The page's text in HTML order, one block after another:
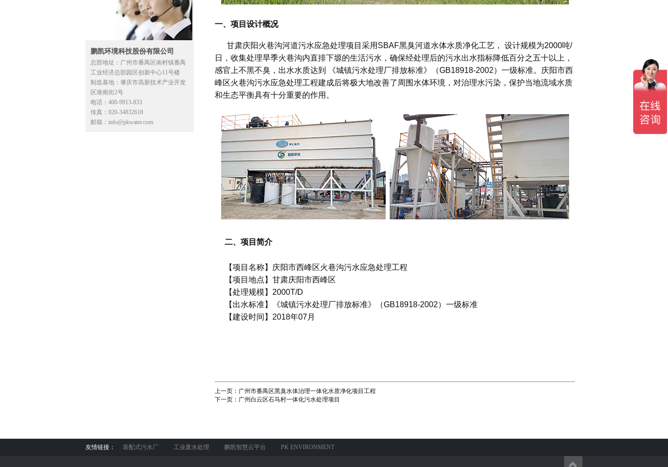
鹏凯环境科技股份有限公司
总部地址：广州市番禺区南村镇番禺
工业经济总部园区创新中心11号楼
制造基地：肇庆市高新技术产业开发
区港南街2号
电话：400-9913-833
传真：020-34832618
邮箱：info@pkwater.com
一、项目设计概况
甘肃庆阳火巷沟河道污水应急处理项目采用SBAF黑臭河道水体水质净化工艺， 设计规模为2000吨/
日，收集处理旱季火巷沟内直排下塬的生活污水，确保经处理后的污水出水指标降低百分之五十以上，
感官上不黑不臭，出水水质达到 《城镇污水处理厂排放标准》（GB18918-2002）一级标准。庆阳市西
峰区火巷沟污水应急处理工程建成后将极大地改善了周围水体环境，对治理水污染，保护当地流域水质
和生态平衡具有十分重要的作用。
二、项目简介
【项目名称】庆阳市西峰区火巷沟污水应急处理工程
【项目地点】甘肃庆阳市西峰区
【处理规模】2000T/D
【出水标准】《城镇污水处理厂排放标准》（GB18918-2002）一级标准
【建设时间】2018年07月
上一页： 广州市番禺区黑臭水体治理一体化水质净化项目工程
下一页： 广州白云区石马村一体化污水处理项目
友情链接： 装配式污水厂 工业废水处理 鹏凯智慧云平台 PK ENVIRONMENT